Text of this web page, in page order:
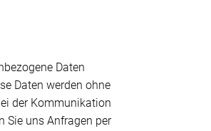
Daten
Daten werden ohne
der Kommunikation
Sie uns Anfragen per